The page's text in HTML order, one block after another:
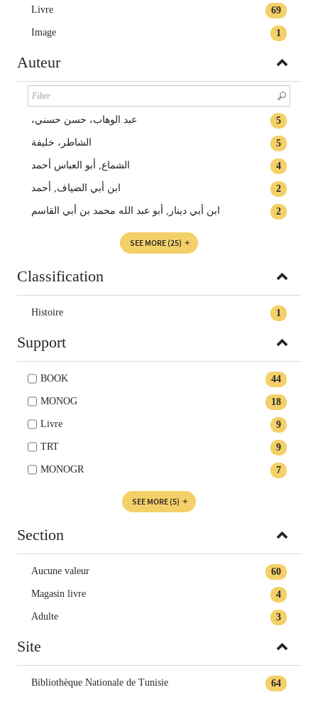
69
Livre
1
Image
Auteur
5 ،عبد الوهاب، حسن حسني
5 الشاطر، خليفة
4 الشماع, أبو العباس أحمد
2 ابن أبي الضياف‏, ‏أحمد‏
2 ابن أبي دينار, أبو عبد الله محمد بن أبي القاسم
SEE MORE (25)
Classification
1
Histoire
Support
44
BOOK
18
MONOG
9
Livre
9
TRT
7
MONOGR
SEE MORE (5)
Section
60
Aucune valeur
4
Magasin livre
3
Adulte
Site
64
Bibliothèque Nationale de Tunisie